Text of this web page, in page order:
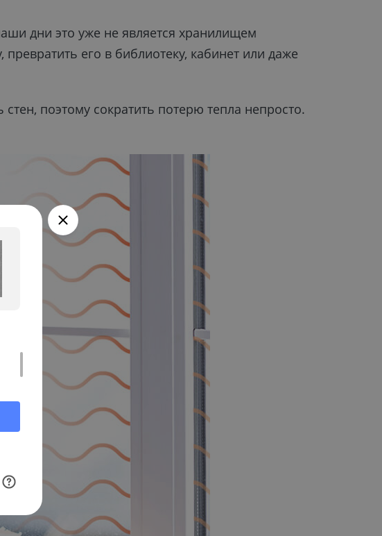
дни это уже не является хранилищем
превратить его в библиотеку, кабинет или даже
поэтому сократить потерю тепла непросто.